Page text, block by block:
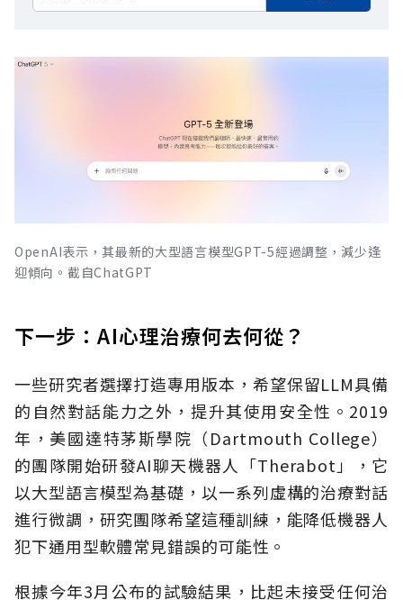
OpenAI表示，其最新的大型語言模型GPT-5經過調整，減少逢
迎傾向。截自ChatGPT
下一步：AI心理治療何去何從？
一些研究者選擇打造專用版本，希望保留LLM具備
的自然對話能力之外，提升其使用安全性。2019
年，美國達特茅斯學院（Dartmouth College）
的團隊開始研發AI聊天機器人「Therabot」，它
以大型語言模型為基礎，以一系列虛構的治療對話
進行微調，研究團隊希望這種訓練，能降低機器人
犯下通用型軟體常見錯誤的可能性。
根據今年3月公布的試驗結果，比起未接受任何治